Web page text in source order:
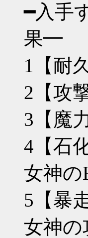
━入手
果━
1【耐
2【攻
3【魔
4【石
女神の
5【暴
女神の